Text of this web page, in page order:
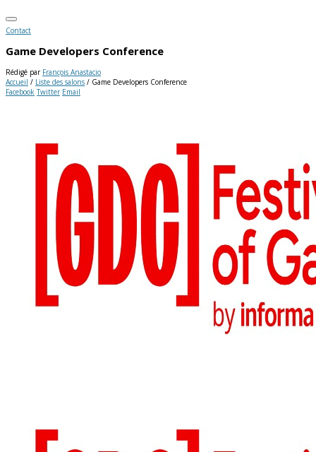
Contact
Game Developers Conference
Rédigé par François Anastacio
Accueil / Liste des salons / Game Developers Conference
Facebook Twitter Email